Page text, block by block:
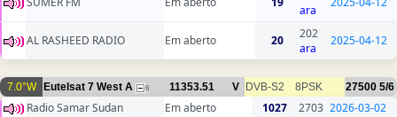
ara
AL RASHEED RADIO Em aberto 20
202
ara
2025-04-12
7.0°W Eutelsat 7 West A 6 11353.51 V DVB-S2 8PSK 27500 5/6
Radio Samar Sudan Em aberto 1027 2703 2026-03-02